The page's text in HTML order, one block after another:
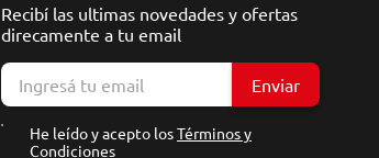
Recibí las ultimas novedades y ofertas
direcamente a tu email
Enviar
He leído y acepto losTérminos y
Condiciones